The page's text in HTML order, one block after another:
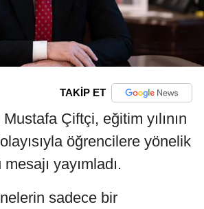
TAKİP ET
Çiftçi, eğitim yılının
öğrencilere yönelik
yayımladı.
sadece bir